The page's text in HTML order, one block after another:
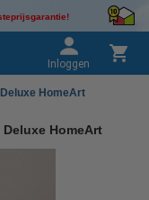
Inloggen
Deluxe HomeArt
HomeArt